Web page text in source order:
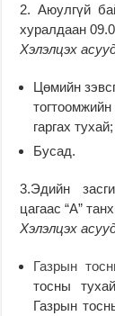
2. Аюулгүй
хуралдаан
Хэлэлцэх
Цөмийн
гаргах тухай;
Бусад.
3.Эдийн
цагаас “А”
Хэлэлцэх
Газрын
тосны
Газрын